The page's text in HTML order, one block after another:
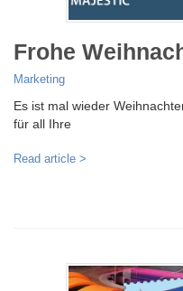
Frohe
Marketing
Es ist mal wieder
für all Ihre
Read article >